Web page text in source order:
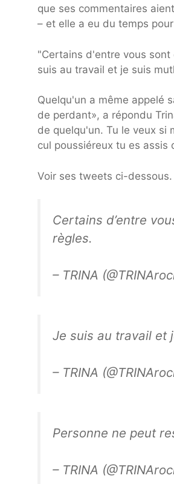
que ses commentaires
– et elle a eu du temps
"Certains d'entre vous
suis au travail et je suis
Quelqu'un a même appelé
de perdant», a répondu
de quelqu'un. Tu le veux si
cul poussiéreux tu es assis
Voir ses tweets ci-dessous.
Certains d’entre
règles.
– TRINA
Je suis au travail et
– TRINA
Personne ne peut
– TRINA